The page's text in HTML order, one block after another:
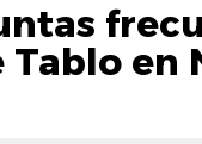
Tablo en